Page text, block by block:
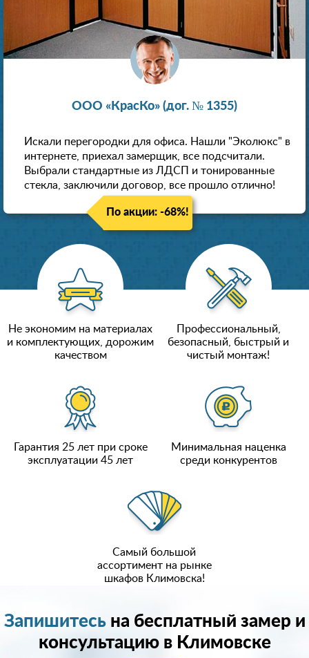
ООО «КрасКо» (дог. № 1355)
Искали перегородки для офиса. Нашли "Эколюкс" в
интернете, приехал замерщик, все подсчитали.
Выбрали стандартные из ЛДСП и тонированные
стекла, заключили договор, все прошло отлично!
По акции: -68%!
Не экономим на материалах
и комплектующих, дорожим
качеством
Профессиональный,
безопасный, быстрый и
чистый монтаж!
Гарантия 25 лет при сроке
эксплуатации 45 лет
Минимальная наценка
среди конкурентов
Самый большой
ассортимент на рынке
шкафов Климовска!
Запишитесьна бесплатный замер и
консультацию в Климовске